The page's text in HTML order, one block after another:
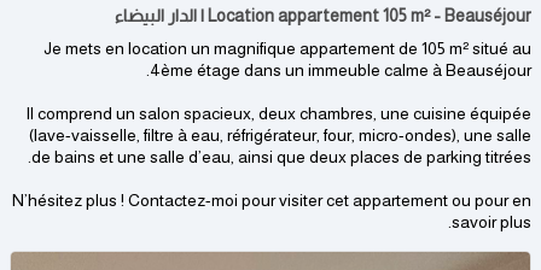
Location appartement 105 m² - Beauséjour | الدار البيضاء
Je mets en location un magnifique appartement de 105 m² situé au
4ème étage dans un immeuble calme à Beauséjour.
Il comprend un salon spacieux, deux chambres, une cuisine équipée
(lave-vaisselle, filtre à eau, réfrigérateur, four, micro-ondes), une salle
de bains et une salle d’eau, ainsi que deux places de parking titrées.
N’hésitez plus ! Contactez-moi pour visiter cet appartement ou pour en
savoir plus.